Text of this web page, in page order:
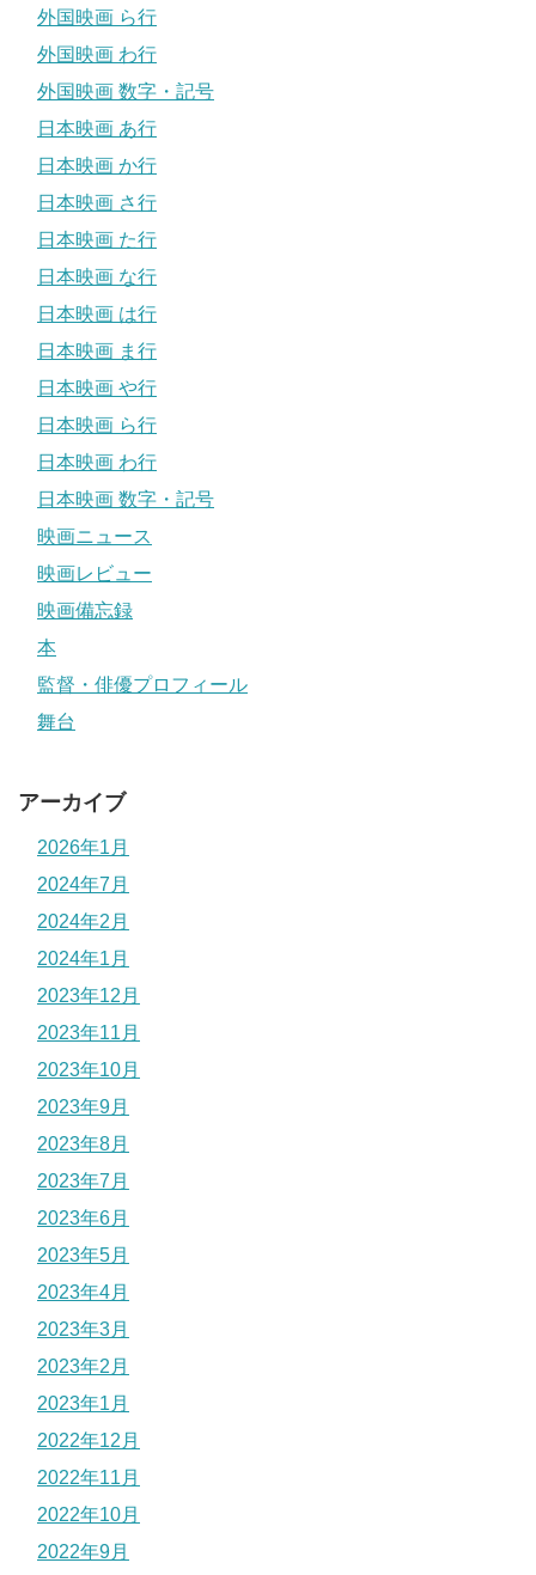
外国映画 ら行
外国映画 わ行
外国映画 数字・記号
日本映画 あ行
日本映画 か行
日本映画 さ行
日本映画 た行
日本映画 な行
日本映画 は行
日本映画 ま行
日本映画 や行
日本映画 ら行
日本映画 わ行
日本映画 数字・記号
映画ニュース
映画レビュー
映画備忘録
本
監督・俳優プロフィール
舞台
アーカイブ
2026年1月
2024年7月
2024年2月
2024年1月
2023年12月
2023年11月
2023年10月
2023年9月
2023年8月
2023年7月
2023年6月
2023年5月
2023年4月
2023年3月
2023年2月
2023年1月
2022年12月
2022年11月
2022年10月
2022年9月